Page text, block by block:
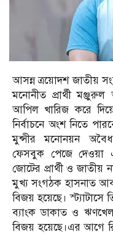
আসন্ন ত্রয়োদশ জাতীয়
মনোনীত প্রার্থী মঞ্জুরুল
আপিল খারিজ করে
নির্বাচনে অংশ নিতে
মুন্সীর মনোনয়ন
ফেসবুক পেজে দেওয়া
জোটের প্রার্থী ও জাতীয়
মুখ্য সংগঠক হাসনাত
বিজয় হয়েছে। স্ট্যাটাসে
ব্যাংক ডাকাত ও
বিজয় হয়েছে।এর আগে